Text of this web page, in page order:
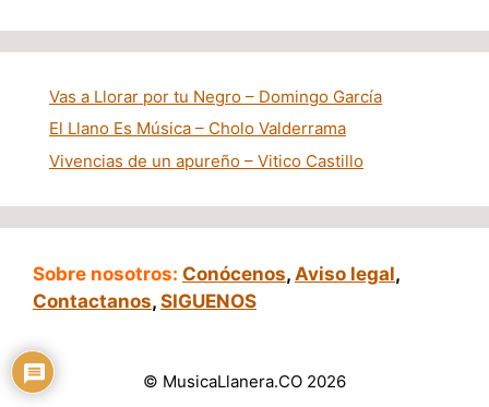
Vas a Llorar por tu Negro – Domingo García
El Llano Es Música – Cholo Valderrama
Vivencias de un apureño – Vitico Castillo
Sobre nosotros: Conócenos, Aviso legal,
Contactanos, SIGUENOS
© MusicaLlanera.CO 2026